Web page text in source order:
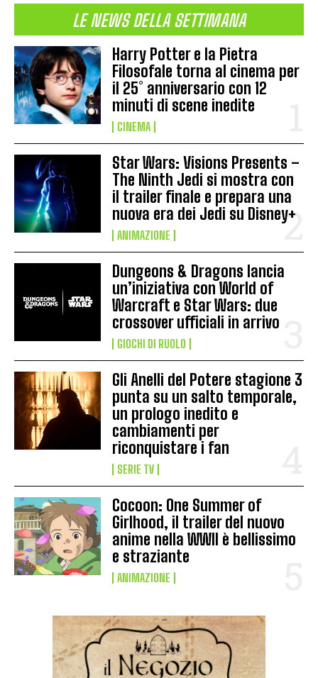
LE NEWS DELLA SETTIMANA
Harry Potter e la Pietra
Filosofale torna al cinema per
il 25° anniversario con 12
minuti di scene inedite
CINEMA
Star Wars: Visions Presents –
The Ninth Jedi si mostra con
il trailer finale e prepara una
nuova era dei Jedi su Disney+
ANIMAZIONE
Dungeons & Dragons lancia
un’iniziativa con World of
Warcraft e Star Wars: due
crossover ufficiali in arrivo
GIOCHI DI RUOLO
Gli Anelli del Potere stagione 3
punta su un salto temporale,
un prologo inedito e
cambiamenti per
riconquistare i fan
SERIE TV
Cocoon: One Summer of
Girlhood, il trailer del nuovo
anime nella WWII è bellissimo
e straziante
ANIMAZIONE